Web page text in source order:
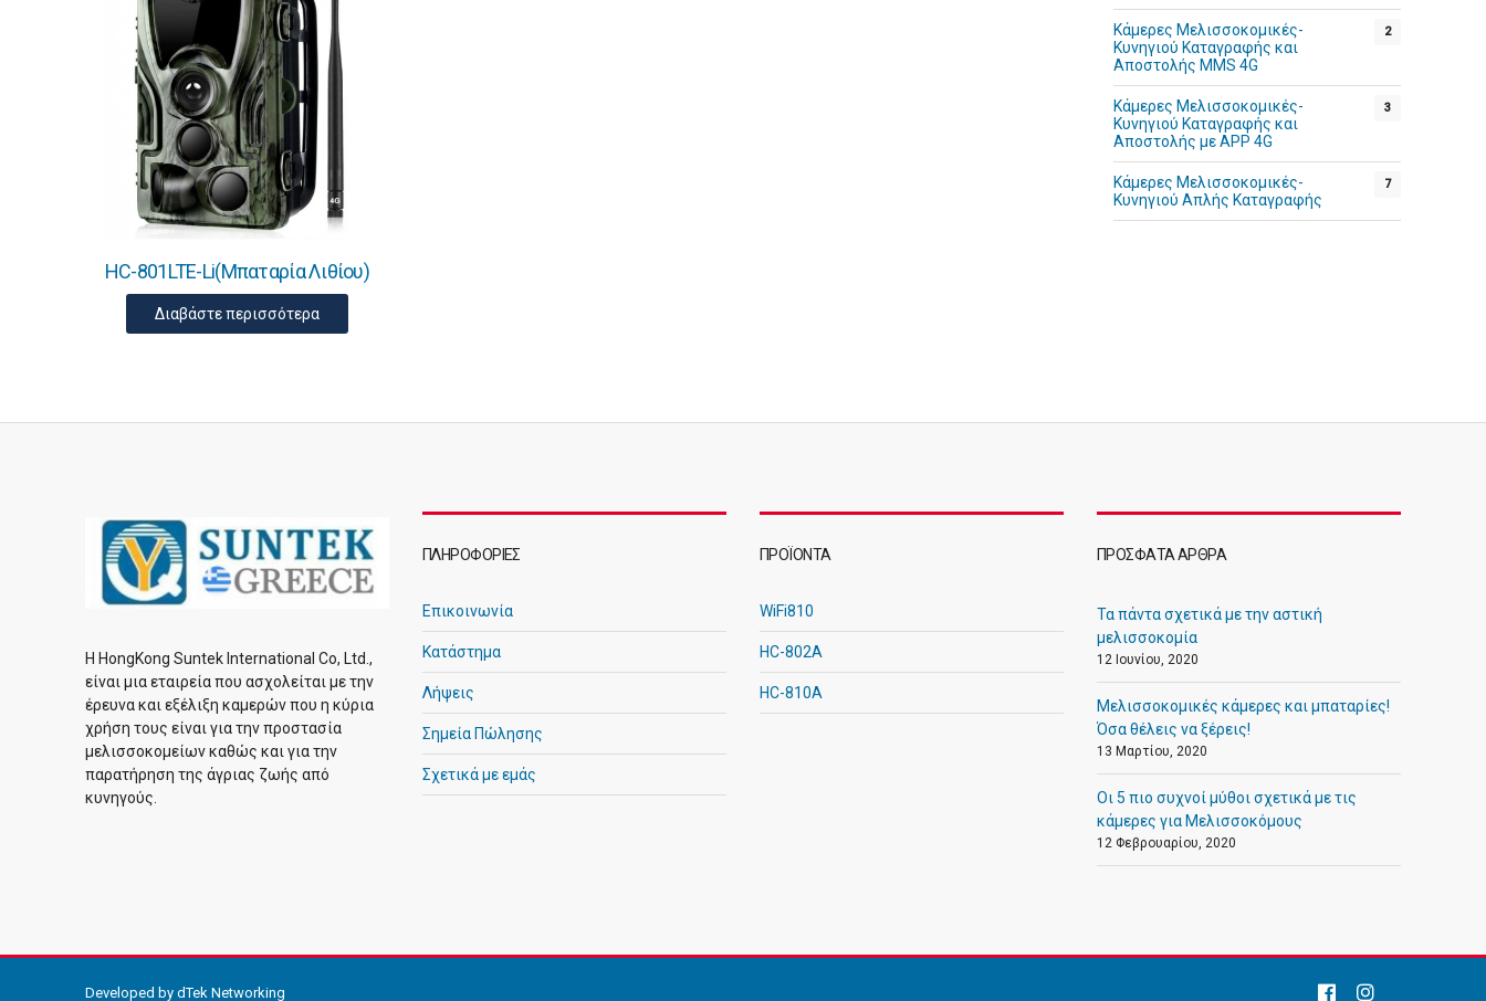
HC-801LTE-Li(Μπαταρία Λιθίου)
Διαβάστε περισσότερα
Κάμερες Μελισσοκομικές-
Κυνηγιού Καταγραφής και
Αποστολής MMS 4G
2
Κάμερες Μελισσοκομικές-
Κυνηγιού Καταγραφής και
Αποστολής με APP 4G
3
Κάμερες Μελισσοκομικές-
Κυνηγιού Απλής Καταγραφής
7
Η HongKong Suntek International Co, Ltd.,
είναι μια εταιρεία που ασχολείται με την
έρευνα και εξέλιξη καμερών που η κύρια
χρήση τους είναι για την προστασία
μελισσοκομείων καθώς και για την
παρατήρηση της άγριας ζωής από
κυνηγούς.
ΠΛΗΡΟΦΟΡΊΕΣ
Επικοινωνία
Κατάστημα
Λήψεις
Σημεία Πώλησης
Σχετικά με εμάς
ΠΡΟΪΌΝΤΑ
WiFi810
HC-802A
HC-810A
ΠΡΌΣΦΑΤΑ ΆΡΘΡΑ
Τα πάντα σχετικά με την αστική
μελισσοκομία
12 Ιουνίου, 2020
Μελισσοκομικές κάμερες και μπαταρίες!
Όσα θέλεις να ξέρεις!
13 Μαρτίου, 2020
Οι 5 πιο συχνοί μύθοι σχετικά με τις
κάμερες για Μελισσοκόμους
12 Φεβρουαρίου, 2020
Developed by dTek Networking